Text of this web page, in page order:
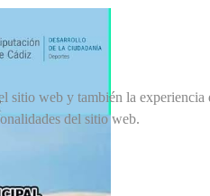
sitio web y también la experiencia
del sitio web.